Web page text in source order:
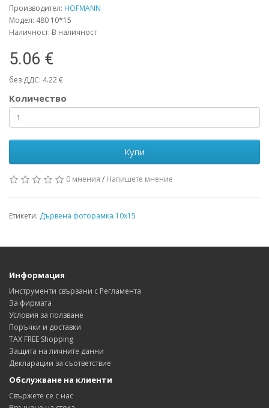
Производител: HOFMANN
Модел: 480 10*15
Наличност: В наличност
5.06 €
без ДДС: 4.22 €
Количество
Купи
0 мнения / Напишете мнение
Етикети: Дървена фоторамка 10х15
Информация
Инструменти свързани с Регламента
За фирмата
Условия за ползване
Поръчки и доставки
TAX FREE Shopping
Защита на личните данни
Декларации за съответствие
Обслужване на клиенти
Свържете се с нас